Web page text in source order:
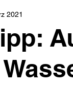
2021